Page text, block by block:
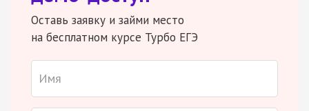
Оставь заявку и займи место
на бесплатном курсе Турбо ЕГЭ